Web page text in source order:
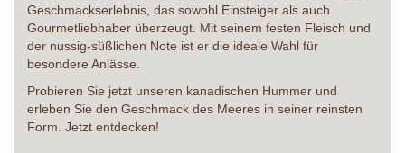
Geschmackserlebnis, das sowohl Einsteiger als auch
Gourmetliebhaber überzeugt. Mit seinem festen Fleisch und
der nussig-süßlichen Note ist er die ideale Wahl für
besondere Anlässe.
Probieren Sie jetzt unseren kanadischen Hummer und
erleben Sie den Geschmack des Meeres in seiner reinsten
Form. Jetzt entdecken!